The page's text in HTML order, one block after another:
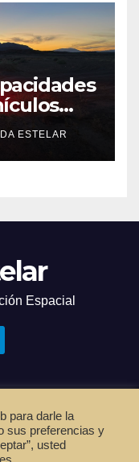
y
ESTELAR
Espacial
deThemeansar
para darle la
sus preferencias y
usted